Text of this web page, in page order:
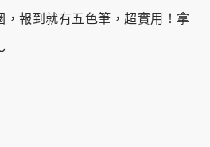
報到就有五色筆，超實用！拿